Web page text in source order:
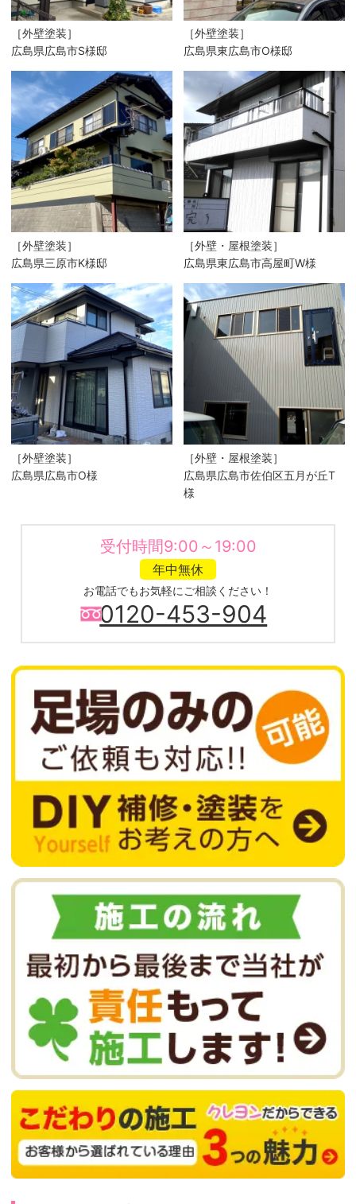
［外壁塗装］
広島県広島市S様邸
［外壁塗装］
広島県東広島市O様邸
［外壁塗装］
広島県三原市K様邸
［外壁・屋根塗装］
広島県東広島市高屋町W様
［外壁塗装］
広島県広島市O様
［外壁・屋根塗装］
広島県広島市佐伯区五月が丘T
様
受付時間9:00～19:00
年中無休
お電話でもお気軽にご相談ください！
0120-453-904